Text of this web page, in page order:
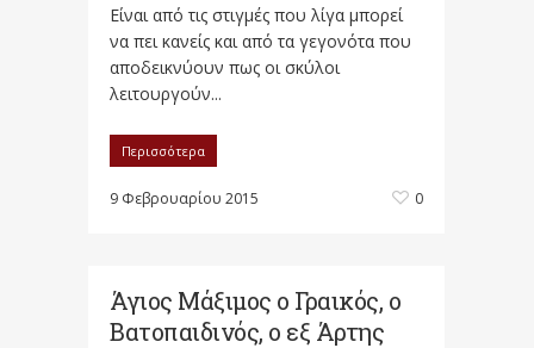
Είναι από τις στιγμές που λίγα μπορεί
να πει κανείς και από τα γεγονότα που
αποδεικνύουν πως οι σκύλοι
λειτουργούν...
Περισσότερα
9 Φεβρουαρίου 2015 0
Άγιος Μάξιμος ο Γραικός, ο
Βατοπαιδινός, ο εξ Άρτης